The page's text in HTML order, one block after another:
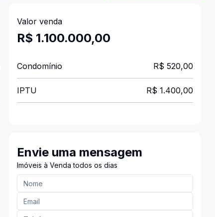
Valor venda
R$ 1.100.000,00
Condomínio R$ 520,00
IPTU R$ 1.400,00
Envie uma mensagem
Imóveis à Venda todos os dias